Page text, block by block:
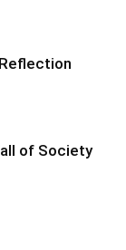
of Society